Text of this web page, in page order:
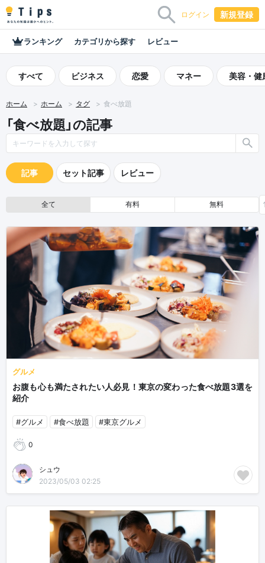
ログイン 新規登録
ランキング カテゴリから探す レビュー
すべて ビジネス 恋愛 マネー 美容・健
ホーム ホーム タグ 食べ放題
「食べ放題」の記事
記事 セット記事 レビュー
全て 有料 無料
グルメ
お腹も心も満たされたい人必見！東京の変わった食べ放題3選を
紹介
#グルメ #食べ放題 #東京グルメ
0
シュウ
2023/05/03 02:25